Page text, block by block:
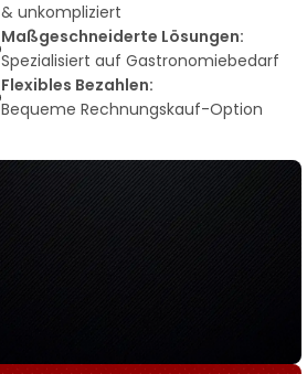
& unkompliziert
Maßgeschneiderte Lösungen:
Spezialisiert auf Gastronomiebedarf
Flexibles Bezahlen:
Bequeme Rechnungskauf-Option